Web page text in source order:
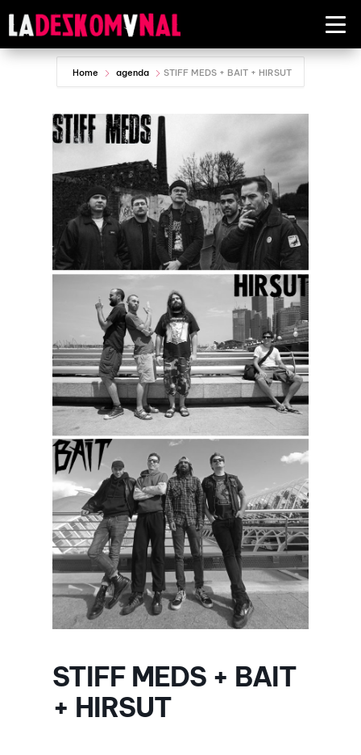
Home agenda STIFF MEDS + BAIT + HIRSUT
STIFF MEDS + BAIT
+ HIRSUT